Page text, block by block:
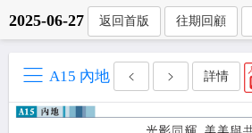
2025-06-27 返回首版 往期回顧
A15 內地 詳情